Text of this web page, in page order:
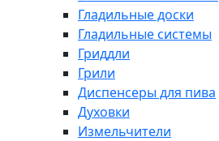
Гладильные доски
Гладильные системы
Гриддли
Грили
Диспенсеры для пива
Духовки
Измельчители